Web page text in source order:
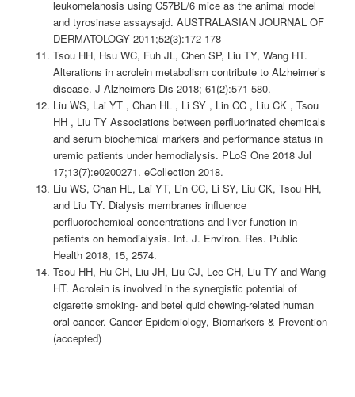
leukomelanosis using C57BL/6 mice as the animal model
and tyrosinase assaysajd. AUSTRALASIAN JOURNAL OF
DERMATOLOGY 2011;52(3):172-178
Tsou HH, Hsu WC, Fuh JL, Chen SP, Liu TY, Wang HT.
Alterations in acrolein metabolism contribute to Alzheimer’s
disease. J Alzheimers Dis 2018; 61(2):571-580.
Liu WS, Lai YT , Chan HL , Li SY , Lin CC , Liu CK , Tsou
HH , Liu TY Associations between perfluorinated chemicals
and serum biochemical markers and performance status in
uremic patients under hemodialysis. PLoS One 2018 Jul
17;13(7):e0200271. eCollection 2018.
Liu WS, Chan HL, Lai YT, Lin CC, Li SY, Liu CK, Tsou HH,
and Liu TY. Dialysis membranes influence
perfluorochemical concentrations and liver function in
patients on hemodialysis. Int. J. Environ. Res. Public
Health 2018, 15, 2574.
Tsou HH, Hu CH, Liu JH, Liu CJ, Lee CH, Liu TY and Wang
HT. Acrolein is involved in the synergistic potential of
cigarette smoking- and betel quid chewing-related human
oral cancer. Cancer Epidemiology, Biomarkers & Prevention
(accepted)